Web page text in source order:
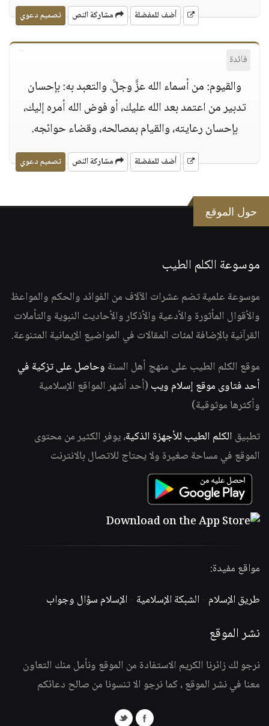
أضف للمفضلة مشاركة النص تصميم دعوي
فائدة
والقيوم: من أسماء الله عزَّ وجلَّ. والتعبد به: بإحسان
تدبير من اعتمد بعد الله عليك، أو فوض الله أمره إليك،
بإحسان رعايته، والقيام بمصالحه، وقضاء حوائجه.
أضف للمفضلة مشاركة النص تصميم دعوي
حول الموقع
موسوعة الكلم الطيب
موسوعة علمية تضم عشرات الآلاف من الفوائد والحكم والمواعظ
والأقوال المأثورة والأدعية والأذكار والأحاديث النبوية والتأملات
القرآنية بالإضافة لمئات المقالات في المواضيع الإيمانية المتنوعة.
موقع الكلم الطيب على منهج أهل السنة وحاصل على تزكية في
أحد فتاوى موقع إسلام ويب (أحد أشهر المواقع الإسلامية
وأكثرها موثوقية)
تطبيق الكلم الطيب للأجهزة الذكية، يوفر الكثير من محتوى
الموقع في مساحة صغيرة ولا يحتاج للاتصال بالانترنت
مواقع مفيدة:
طريق الإسلام -الشبكة الإسلامية -الإسلام سؤال وجواب
نشر الموقع
نرجو لك زائرنا الكريم الاستفادة من الموقع ونأمل منك التعاون
معنا في نشر الموقع ، كما نرجو الا تنسونا من صالح دعائكم